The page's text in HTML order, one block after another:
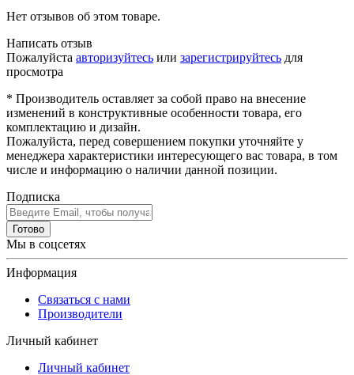
Нет отзывов об этом товаре.
Написать отзыв
Пожалуйста авторизуйтесь или зарегистрируйтесь для
просмотра
* Производитель оставляет за собой право на внесение
изменений в конструктивные особенности товара, его
комплектацию и дизайн.
Пожалуйста, перед совершением покупки уточняйте у
менеджера характеристики интересующего вас товара, в том
числе и информацию о наличии данной позиции.
Подписка
Готово
Мы в соцсетях
Информация
Связаться с нами
Производители
Личный кабинет
Личный кабинет